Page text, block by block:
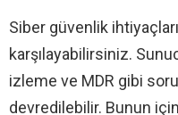
Siber güvenlik
karşılayabilirsiniz.
izleme ve MDR gibi
devredilebilir. Bunun